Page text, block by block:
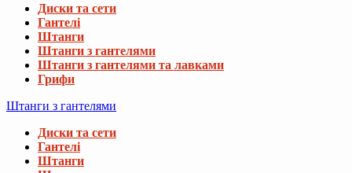
Диски та сети
Гантелі
Штанги
Штанги з гантелями
Штанги з гантелями та лавками
Грифи
Штанги з гантелями
Диски та сети
Гантелі
Штанги